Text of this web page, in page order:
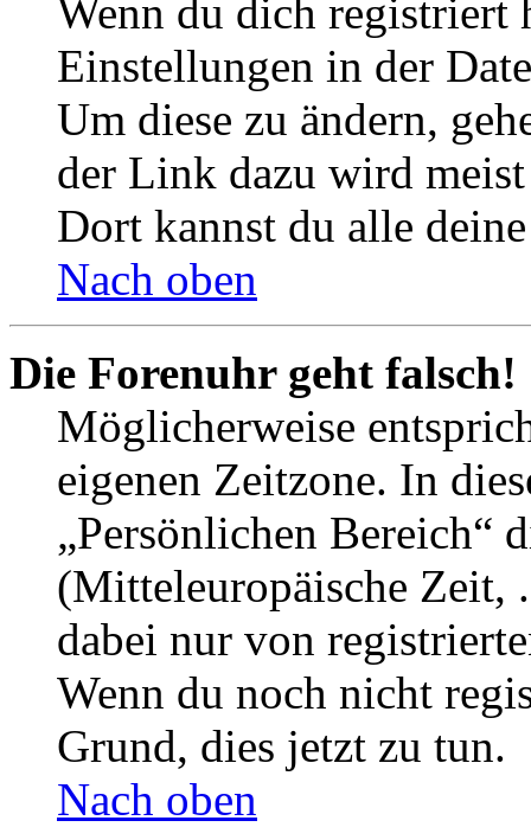
Wenn du dich registriert
Einstellungen in der
Um diese zu ändern,
der Link dazu wird
Dort kannst du alle
Nach oben
Die Forenuhr geht falsch!
Möglicherweise
eigenen Zeitzone. In
„Persönlichen Bereich“
(Mitteleuropäische Zeit,
dabei nur von
Wenn du noch nicht
Grund, dies jetzt zu tun.
Nach oben